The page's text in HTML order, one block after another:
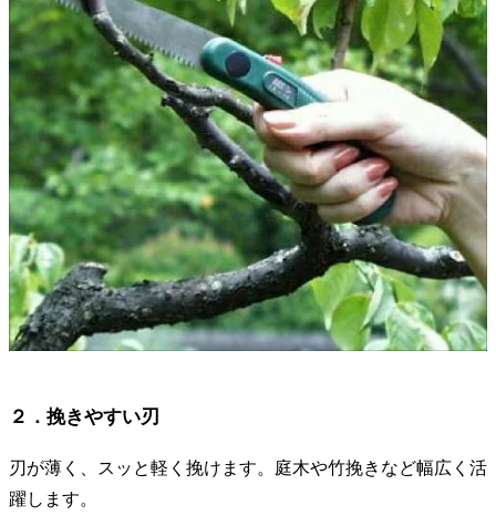
２．挽きやすい刃
刃が薄く、スッと軽く挽けます。庭木や竹挽きなど幅広く活
躍します。